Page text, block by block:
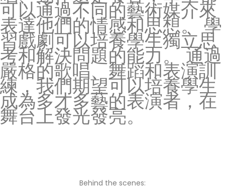
可以通過不同的藝術媒介來
表達他們的情感和思想。 學
習戲劇可以培養學生獨立思
考和解決問題的能力。 通過
嚴格的歌唱、舞蹈和表演訓
練，我們期望可以培養學生
成為多才多藝的表演者，在
舞台上發光發亮。
Behind the scenes: